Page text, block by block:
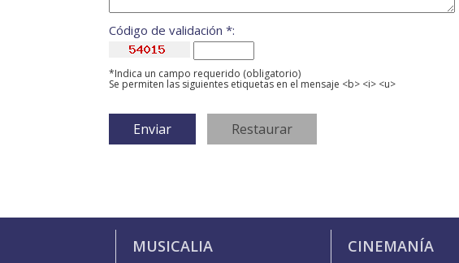
Código de validación *:
*Indica un campo requerido (obligatorio)
Se permiten las siguientes etiquetas en el mensaje <b> <i> <u>
MUSICALIA CINEMANÍA